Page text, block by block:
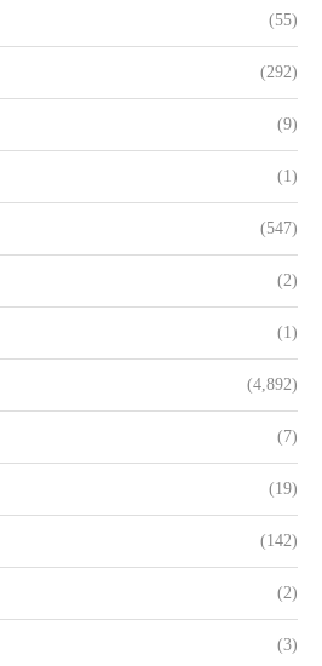
(55)
(292)
(9)
(1)
(547)
(2)
(1)
(4,892)
(7)
(19)
(142)
(2)
(3)